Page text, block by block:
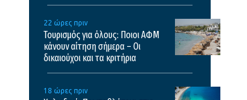
22 ώρες πριν
Τουρισμός για όλους: Ποιοι ΑΦΜ
κάνουν αίτηση σήμερα – Οι
δικαιούχοι και τα κριτήρια
18 ώρες πριν